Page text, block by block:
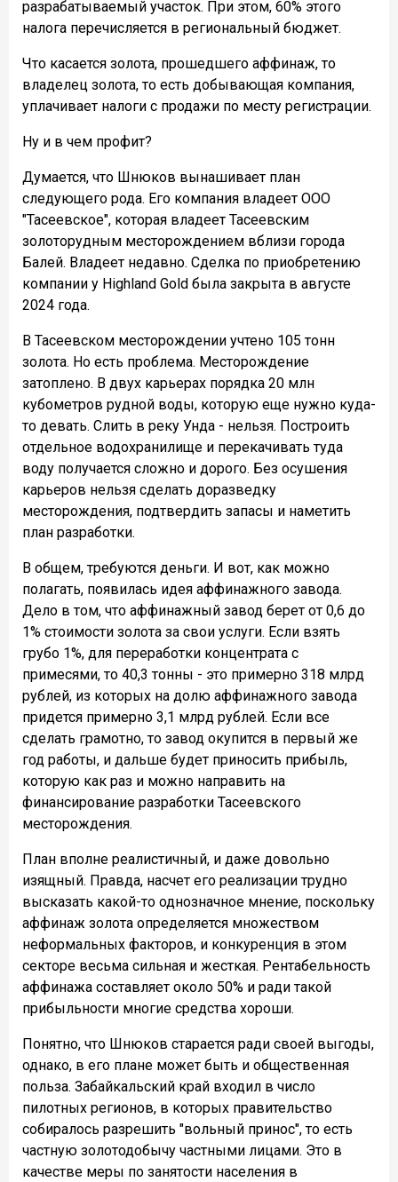
разрабатываемый участок. При этом, 60% этого
налога перечисляется в региональный бюджет.
Что касается золота, прошедшего аффинаж, то
владелец золота, то есть добывающая компания,
уплачивает налоги с продажи по месту регистрации.
Ну и в чем профит?
Думается, что Шнюков вынашивает план
следующего рода. Его компания владеет ООО
"Тасеевское", которая владеет Тасеевским
золоторудным месторождением вблизи города
Балей. Владеет недавно. Сделка по приобретению
компании у Highland Gold была закрыта в августе
2024 года.
В Тасеевском месторождении учтено 105 тонн
золота. Но есть проблема. Месторождение
затоплено. В двух карьерах порядка 20 млн
кубометров рудной воды, которую еще нужно куда-
то девать. Слить в реку Унда - нельзя. Построить
отдельное водохранилище и перекачивать туда
воду получается сложно и дорого. Без осушения
карьеров нельзя сделать доразведку
месторождения, подтвердить запасы и наметить
план разработки.
В общем, требуются деньги. И вот, как можно
полагать, появилась идея аффинажного завода.
Дело в том, что аффинажный завод берет от 0,6 до
1% стоимости золота за свои услуги. Если взять
грубо 1%, для переработки концентрата с
примесями, то 40,3 тонны - это примерно 318 млрд
рублей, из которых на долю аффинажного завода
придется примерно 3,1 млрд рублей. Если все
сделать грамотно, то завод окупится в первый же
год работы, и дальше будет приносить прибыль,
которую как раз и можно направить на
финансирование разработки Тасеевского
месторождения.
План вполне реалистичный, и даже довольно
изящный. Правда, насчет его реализации трудно
высказать какой-то однозначное мнение, поскольку
аффинаж золота определяется множеством
неформальных факторов, и конкуренция в этом
секторе весьма сильная и жесткая. Рентабельность
аффинажа составляет около 50% и ради такой
прибыльности многие средства хороши.
Понятно, что Шнюков старается ради своей выгоды,
однако, в его плане может быть и общественная
польза. Забайкальский край входил в число
пилотных регионов, в которых правительство
собиралось разрешить "вольный принос", то есть
частную золотодобычу частными лицами. Это в
качестве меры по занятости населения в